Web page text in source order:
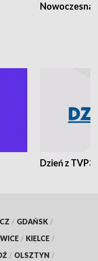
Nowoczesna
Dzień z TVP3
/ GDAŃSK /
/ KIELCE /
/ OLSZTYN /